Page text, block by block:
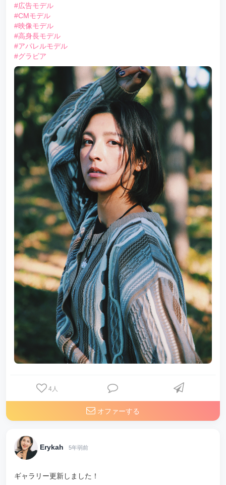
#広告モデル
#CMモデル
#映像モデル
#高身長モデル
#アパレルモデル
#グラビア
4人
オファーする
Erykah 5年弱前
ギャラリー更新しました！